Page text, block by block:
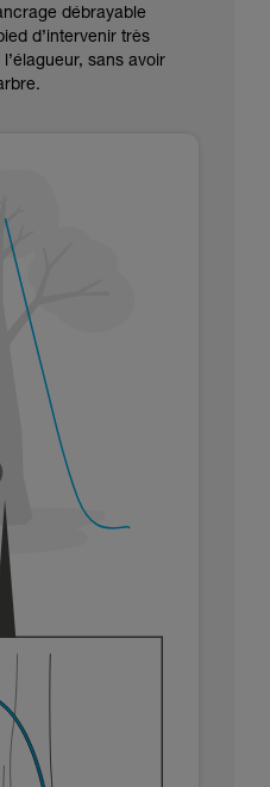
débrayable
d’intervenir très
sans avoir